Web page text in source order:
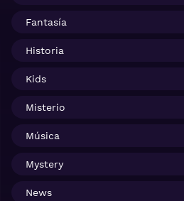
Fantasía
Historia
Kids
Misterio
Música
Mystery
News